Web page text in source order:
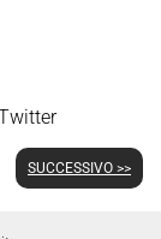
SUCCESSIVO >>